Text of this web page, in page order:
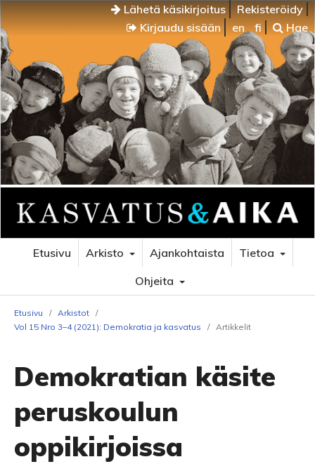
Lähetä käsikirjoitus
Rekisteröidy
Kirjaudu sisään
en fi Hae
Etusivu Arkisto Ajankohtaista
Tietoa
Ohjeita
Etusivu / Arkistot /
Vol 15 Nro 3–4 (2021): Demokratia ja kasvatus
/ Artikkelit
Demokratian käsite
peruskoulun
oppikirjoissa